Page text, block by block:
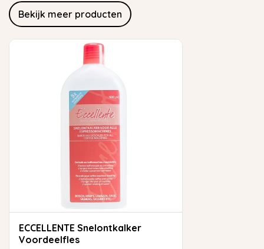
Bekijk meer producten
ECCELLENTE Snelontkalker
Voordeelfles